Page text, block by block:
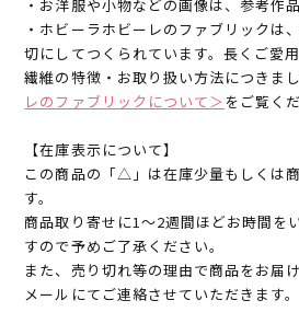
・お洋服や小物などの画像は、参考作品
・ホビーラホビーレのファブリックは
切にしてつくられています。長くご愛
繊維の特徴・お取り扱い方法につきま
レのファブリックについて＞ をご覧く
【在庫表示について】
この商品の「△」は在庫少量もしくは
す。
商品取り寄せに1～2週間ほどお時間を
すので予めご了承ください。
また、売り切れ等の理由で商品をお届
メールにてご連絡させていただきます。